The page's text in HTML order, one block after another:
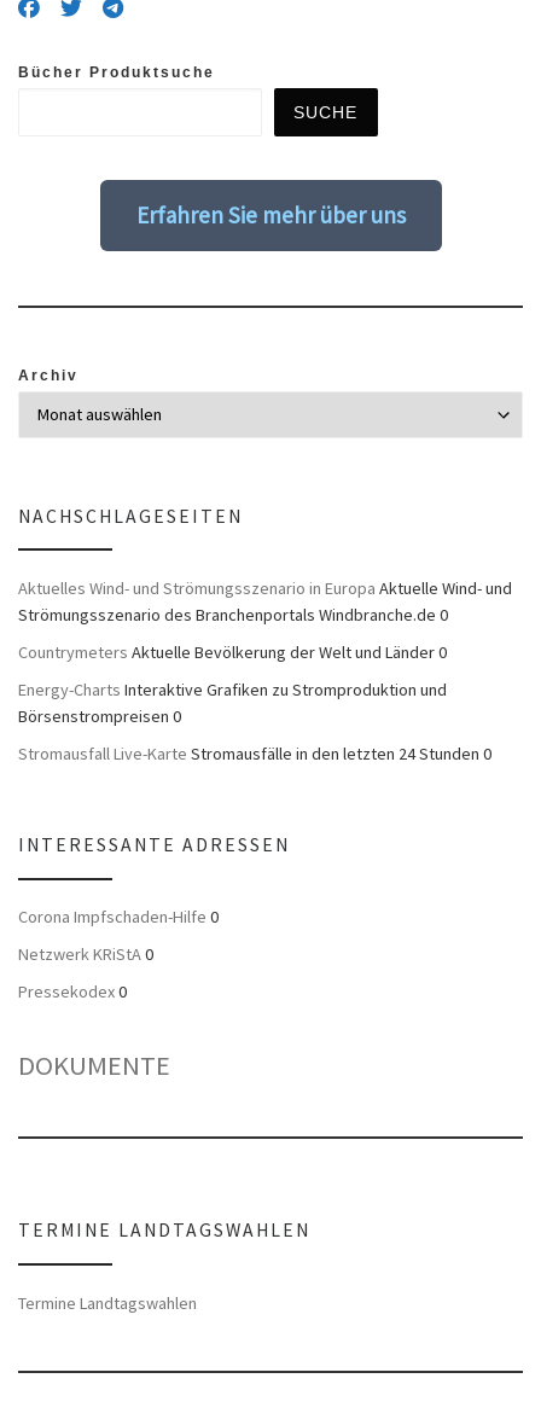
Bücher Produktsuche
SUCHE
Erfahren Sie mehr über uns
Archiv
NACHSCHLAGESEITEN
Aktuelles Wind- und Strömungsszenario in Europa Aktuelle Wind- und
Strömungsszenario des Branchenportals Windbranche.de 0
Countrymeters Aktuelle Bevölkerung der Welt und Länder 0
Energy-Charts Interaktive Grafiken zu Stromproduktion und
Börsenstrompreisen 0
Stromausfall Live-Karte Stromausfälle in den letzten 24 Stunden 0
INTERESSANTE ADRESSEN
Corona Impfschaden-Hilfe 0
Netzwerk KRiStA0
Pressekodex0
DOKUMENTE
TERMINE LANDTAGSWAHLEN
Termine Landtagswahlen